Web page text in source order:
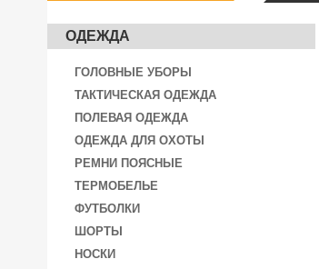
ОДЕЖДА
ГОЛОВНЫЕ УБОРЫ
ТАКТИЧЕСКАЯ ОДЕЖДА
ПОЛЕВАЯ ОДЕЖДА
ОДЕЖДА ДЛЯ ОХОТЫ
РЕМНИ ПОЯСНЫЕ
ТЕРМОБЕЛЬЕ
ФУТБОЛКИ
ШОРТЫ
НОСКИ